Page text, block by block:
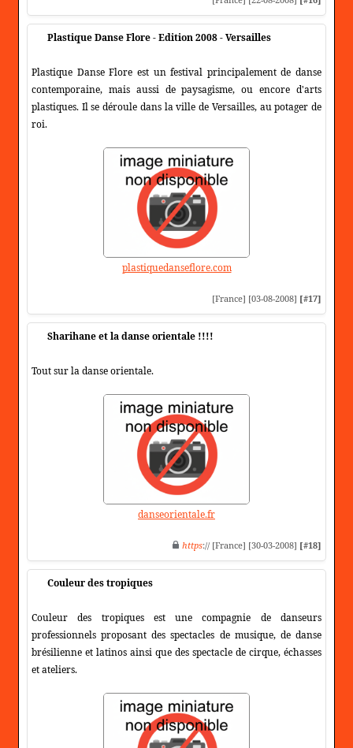
Plastique Danse Flore - Edition 2008 - Versailles
Plastique Danse Flore est un festival principalement de danse
contemporaine, mais aussi de paysagisme, ou encore d'arts
plastiques. Il se déroule dans la ville de Versailles, au potager de
roi.
plastiquedanseflore.com
[France] [03-08-2008] [#17]
Sharihane et la danse orientale !!!!
Tout sur la danse orientale.
danseorientale.fr
https:// [France] [30-03-2008] [#18]
Couleur des tropiques
Couleur des tropiques est une compagnie de danseurs
professionnels proposant des spectacles de musique, de danse
brésilienne et latinos ainsi que des spectacle de cirque, échasses
et ateliers.